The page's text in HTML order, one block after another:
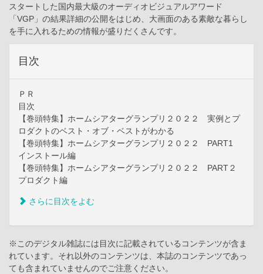
スタートした国内最大級のオーディオビジュアルアワード
「VGP」の結果詳細の公開をはじめ、大画面のある素敵な暮らし
を手に入れるための情報が盛りだくさんです。
目次
ＰＲ
目次
【巻頭特集】ホームシアターグランプリ２０２２ 実例とプ
ロダクトのベスト・オブ・ベストがわかる
【巻頭特集】ホームシアターグランプリ２０２２ PART1
インストール編
【巻頭特集】ホームシアターグランプリ２０２２ PART２
プロダクト編
さらに目次をよむ
※このデジタル雑誌には目次に記載されているコンテンツが含ま
れています。それ以外のコンテンツは、本誌のコンテンツであっ
ても含まれていませんのでご注意ください。